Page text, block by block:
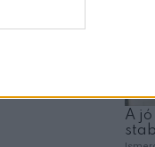
kevés